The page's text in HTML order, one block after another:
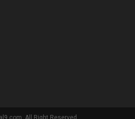
All Right Reserved.